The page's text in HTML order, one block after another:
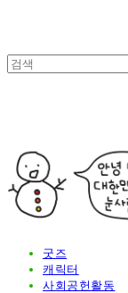
굿즈
캐릭터
사회공헌활동